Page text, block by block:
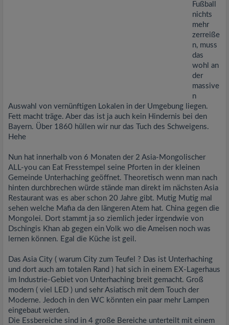
Fußball
nichts
mehr
zerreiße
n, muss
das
wohl an
der
massive
n
Auswahl von vernünftigen Lokalen in der Umgebung liegen.
Fett macht träge. Aber das ist ja auch kein Hindernis bei den
Bayern. Über 1860 hüllen wir nur das Tuch des Schweigens.
Hehe
Nun hat innerhalb von 6 Monaten der 2 Asia-Mongolischer
ALL-you can Eat Fresstempel seine Pforten in der kleinen
Gemeinde Unterhaching geöffnet. Theoretisch wenn man nach
hinten durchbrechen würde stände man direkt im nächsten Asia
Restaurant was es aber schon 20 Jahre gibt. Mutig Mutig mal
sehen welche Mafia da den längeren Atem hat. China gegen die
Mongolei. Dort stammt ja so ziemlich jeder irgendwie von
Dschingis Khan ab gegen ein Volk wo die Ameisen noch was
lernen können. Egal die Küche ist geil.
Das Asia City ( warum City zum Teufel ? Das ist Unterhaching
und dort auch am totalen Rand ) hat sich in einem EX-Lagerhaus
im Industrie-Gebiet von Unterhaching breit gemacht. Groß
modern ( viel LED ) und sehr Asiatisch mit dem Touch der
Moderne. Jedoch in den WC könnten ein paar mehr Lampen
eingebaut werden.
Die Essbereiche sind in 4 große Bereiche unterteilt mit einem